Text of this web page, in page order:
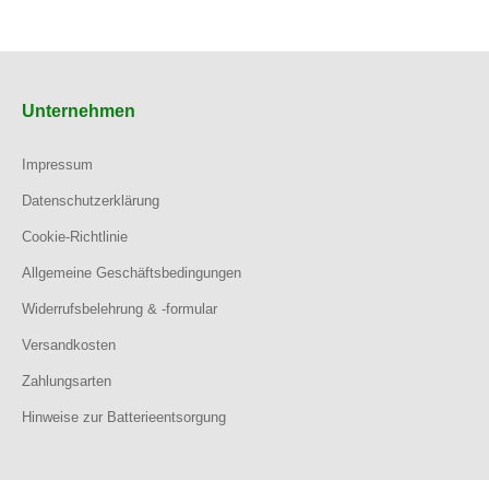
Unternehmen
Impressum
Datenschutzerklärung
Cookie-Richtlinie
Allgemeine Geschäftsbedingungen
Widerrufsbelehrung & -formular
Versandkosten
Zahlungsarten
Hinweise zur Batterieentsorgung